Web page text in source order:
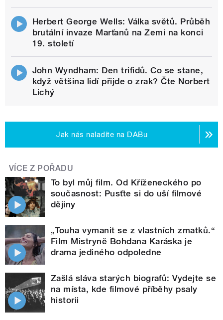
Herbert George Wells: Válka světů. Průběh
brutální invaze Marťanů na Zemi na konci
19. století
John Wyndham: Den trifidů. Co se stane,
když většina lidí přijde o zrak? Čte Norbert
Lichý
Jak nás naladíte na DABu
VÍCE Z POŘADU
To byl můj film. Od Kříženeckého po
současnost: Pusťte si do uší filmové
dějiny
„Touha vymanit se z vlastních zmatků.“
Film Mistryně Bohdana Karáska je
drama jediného odpoledne
Zašlá sláva starých biografů: Vydejte se
na místa, kde filmové příběhy psaly
historii